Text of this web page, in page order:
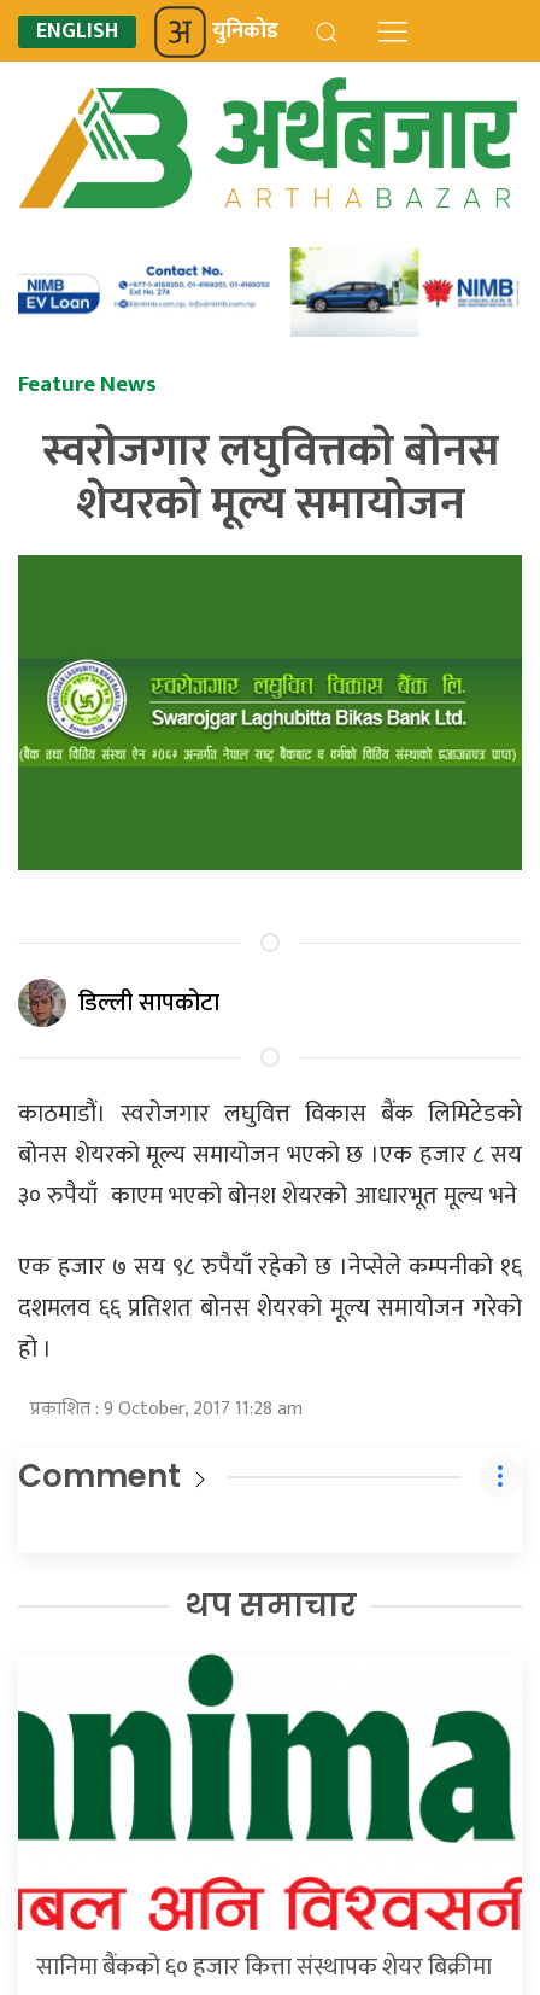
ENGLISH युनिकोड
Feature News
स्वरोजगार लघुवित्तकाे बोनस
शेयरको मूल्य समायोजन
डिल्ली सापकोटा
काठमाडौं। स्वरोजगार लघुवित्त विकास बैंक लिमिटेडकाे
बोनस शेयरको मूल्य समायोजन भएको छ ।एक हजार ८ सय
३० रुपैयाँ काएम भएको बोनश शेयरको आधारभूतमूल्य भने
एक हजार ७ सय ९८ रुपैयाँ रहेको छ ।नेप्सेले कम्पनीकाे १६
दशमलव ६६ प्रतिशत बोनस शेयरको मूल्य समायोजन गरेको
हो ।
प्रकाशित : 9 October, 2017 11:28 am
Comment
थप समाचार
सानिमा बैंकको ६० हजार कित्ता संस्थापक शेयर बिक्रीमा